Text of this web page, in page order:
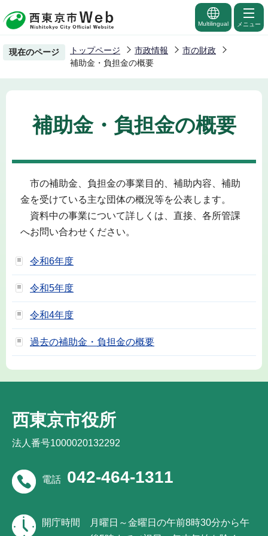
の
ー
Multilingual メニュー
現在のページ トップページ 市政情報
市の財政
補助金・負担金の概要
補助金・負担金の概要
市の補助金、負担金の事業目的、補助内容、補助
金を受けている主な団体の概況等を公表します。
資料中の事業について詳しくは、直接、各所管課
へお問い合わせください。
令和6年度
令和5年度
令和4年度
過去の補助金・負担金の概要
西東京市役所
法人番号1000020132292
電話 042-464-1311
開庁時間
月曜日～金曜日の午前8時30分から午